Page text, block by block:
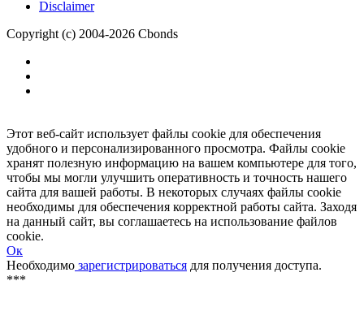
Обратная связь
Пользовательское соглашение
Copyright (c) 2004-2026 Cbonds
Этот веб-сайт использует файлы cookie для обеспечения
удобного и персонализированного просмотра. Файлы cookie
хранят полезную информацию на вашем компьютере для того,
чтобы мы могли улучшить оперативность и точность нашего
сайта для вашей работы. В некоторых случаях файлы cookie
необходимы для обеспечения корректной работы сайта. Заходя
на данный сайт, вы соглашаетесь на использование файлов